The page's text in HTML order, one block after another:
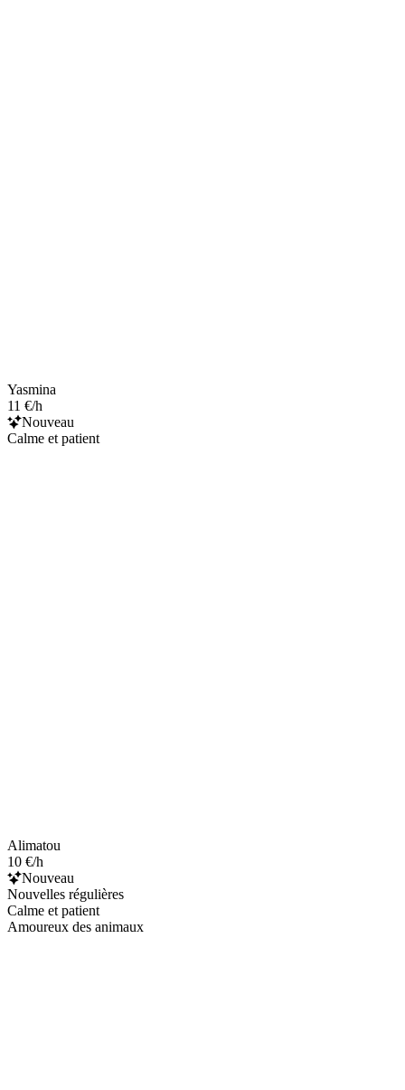
Yasmina
11 €/h
Nouveau
Calme et patient
Alimatou
10 €/h
Nouveau
Nouvelles régulières
Calme et patient
Amoureux des animaux